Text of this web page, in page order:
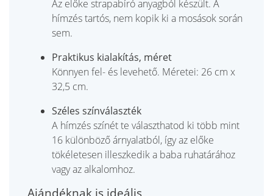
Az előke strapabíró anyagból készült. A
hímzés tartós, nem kopik ki a mosások során
sem.
Praktikus kialakítás, méret
Könnyen fel- és levehető. Méretei: 26 cm x
32,5 cm.
Széles színválaszték
A hímzés színét te választhatod ki több mint
16 különböző árnyalatból, így az előke
tökéletesen illeszkedik a baba ruhatárához
vagy az alkalomhoz.